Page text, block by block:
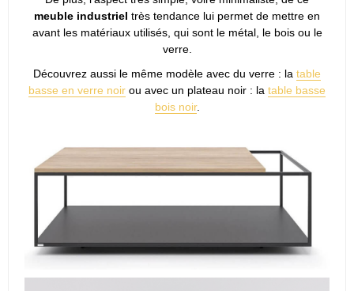
meuble industriel très tendance lui permet de mettre en
avant les matériaux utilisés, qui sont le métal, le bois ou le
verre.
Découvrez aussi le même modèle avec du verre : la table
basse en verre noir ou avec un plateau noir : la table basse
bois noir.